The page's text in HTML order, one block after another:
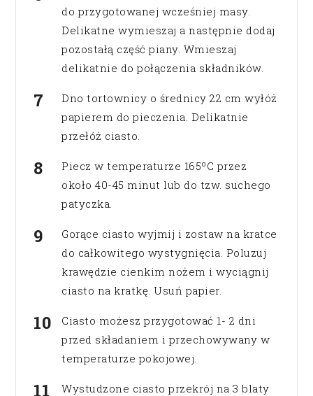
do przygotowanej wcześniej masy.
Delikatne wymieszaj a następnie dodaj
pozostałą część piany. Wmieszaj
delikatnie do połączenia składników.
Dno tortownicy o średnicy 22 cm wyłóż
papierem do pieczenia. Delikatnie
przełóż ciasto.
Piecz w temperaturze 165ºC przez
około 40-45 minut lub do tzw. suchego
patyczka.
Gorące ciasto wyjmij i zostaw na kratce
do całkowitego wystygnięcia. Poluzuj
krawędzie cienkim nożem i wyciągnij
ciasto na kratkę. Usuń papier.
Ciasto możesz przygotować 1- 2 dni
przed składaniem i przechowywany w
temperaturze pokojowej.
Wystudzone ciasto przekrój na 3 blaty